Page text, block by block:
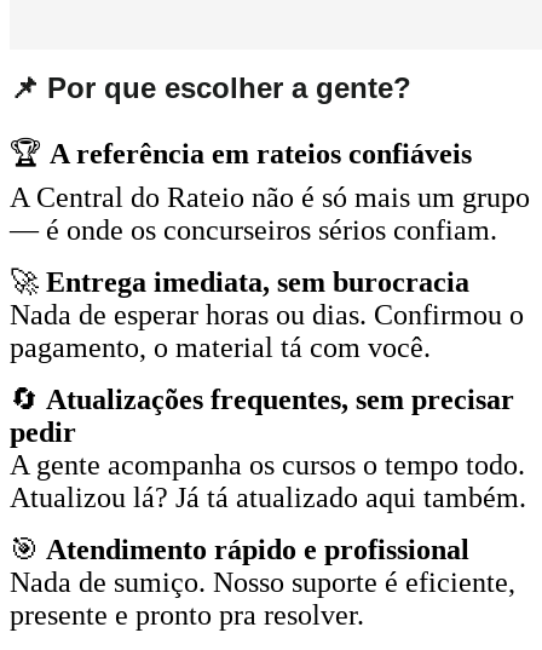
📌 Por que escolher a gente?
🏆 A referência em rateios confiáveis
A Central do Rateio não é só mais um grupo
— é onde os concurseiros sérios confiam.
🚀 Entrega imediata, sem burocracia
Nada de esperar horas ou dias. Confirmou o
pagamento, o material tá com você.
🔄 Atualizações frequentes, sem precisar
pedir
A gente acompanha os cursos o tempo todo.
Atualizou lá? Já tá atualizado aqui também.
🎯 Atendimento rápido e profissional
Nada de sumiço. Nosso suporte é eficiente,
presente e pronto pra resolver.